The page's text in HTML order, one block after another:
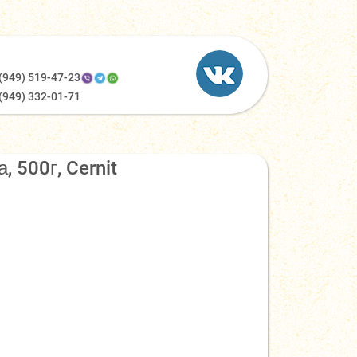
519-47-23
332-01-71
500г, Cernit